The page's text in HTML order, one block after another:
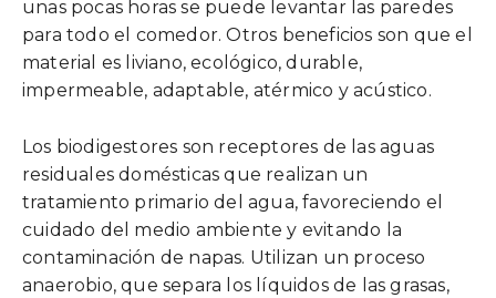
unas pocas horas se puede levantar las paredes
para todo el comedor. Otros beneficios son que el
material es liviano, ecológico, durable,
impermeable, adaptable, atérmico y acústico.
Los biodigestores son receptores de las aguas
residuales domésticas que realizan un
tratamiento primario del agua, favoreciendo el
cuidado del medio ambiente y evitando la
contaminación de napas. Utilizan un proceso
anaerobio, que separa los líquidos de las grasas,